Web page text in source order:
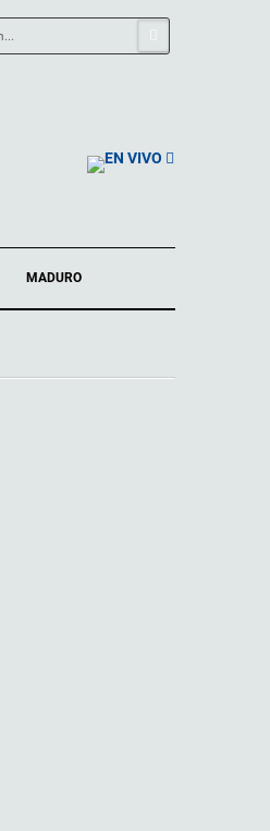
EN VIVO
MADURO